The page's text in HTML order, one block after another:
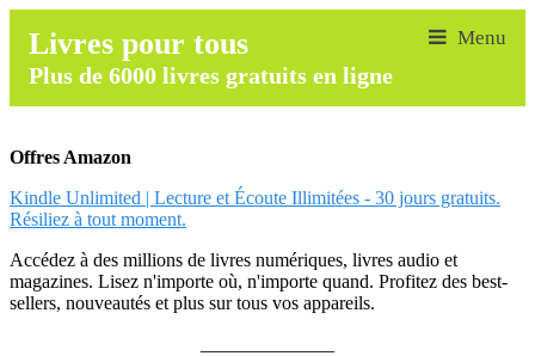
Livres pour tous
Plus de 6000 livres gratuits en ligne
Offres Amazon
Kindle Unlimited | Lecture et Écoute Illimitées - 30 jours gratuits.
Résiliez à tout moment.
Accédez à des millions de livres numériques, livres audio et
magazines. Lisez n'importe où, n'importe quand. Profitez des best-
sellers, nouveautés et plus sur tous vos appareils.